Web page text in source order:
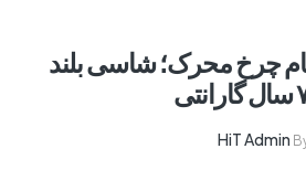
چرخ محرک؛ شاسی بلند
HiT Admin